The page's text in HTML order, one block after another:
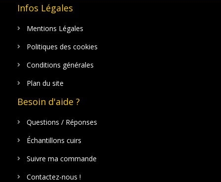
Infos Légales
Mentions Légales
Politiques des cookies
Conditions générales
Plan du site
Besoin d'aide ?
Questions / Réponses
Échantillons cuirs
Suivre ma commande
Contactez-nous !